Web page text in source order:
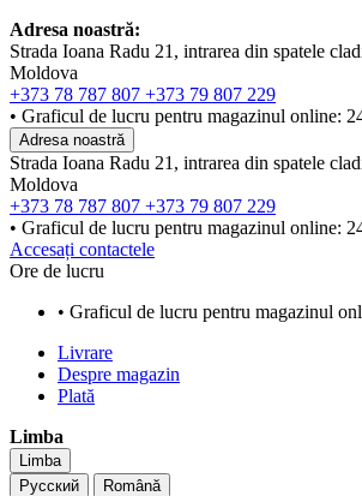
Adresa noastră:
Strada Ioana Radu 21, intrarea din spatele
Moldova
+373 78 787 807 +373 79 807 229
• Graficul de lucru pentru magazinul online:
Adresa noastră
Strada Ioana Radu 21, intrarea din spatele
Moldova
+373 78 787 807 +373 79 807 229
• Graficul de lucru pentru magazinul online:
Accesați contactele
Ore de lucru
• Graficul de lucru pentru magazinul
Livrare
Despre magazin
Plată
Limba
Limba
Русский
Română